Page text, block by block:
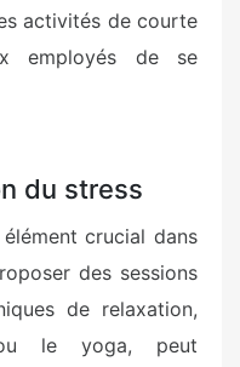
activités de courte
employés de se
du stress
crucial dans
des sessions
de relaxation,
le yoga, peut